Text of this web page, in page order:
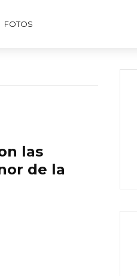
FOTOS
las
de la